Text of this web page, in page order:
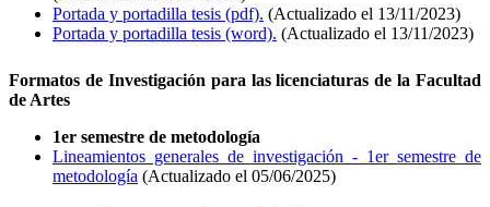
Portada y portadilla tesis (pdf). (Actualizado el 13/11/2023)
Portada y portadilla tesis (word). (Actualizado el 13/11/2023)
Formatos de Investigación para las licenciaturas de la Facultad
de Artes
1er semestre de metodología
Lineamientos generales de investigación - 1er semestre de
metodología (Actualizado el 05/06/2025)